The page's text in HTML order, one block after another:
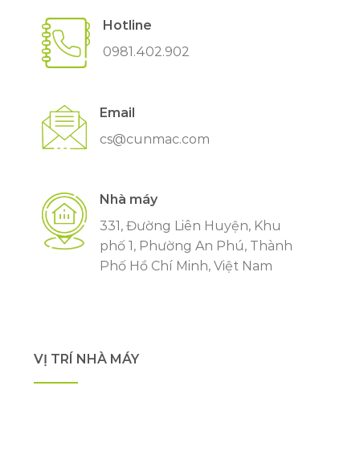
Hotline
0981.402.902
Email
cs@cunmac.com
Nhà máy
331, Đường Liên Huyện, Khu
phố 1, Phường An Phú, Thành
Phố Hồ Chí Minh, Việt Nam
VỊ TRÍ NHÀ MÁY